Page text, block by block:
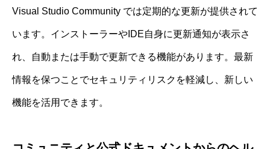
Visual Studio Community では定期的な更新が提供されて
います。インストーラーやIDE自身に更新通知が表示さ
れ、自動または手動で更新できる機能があります。最新
情報を保つことでセキュリティリスクを軽減し、新しい
機能を活用できます。